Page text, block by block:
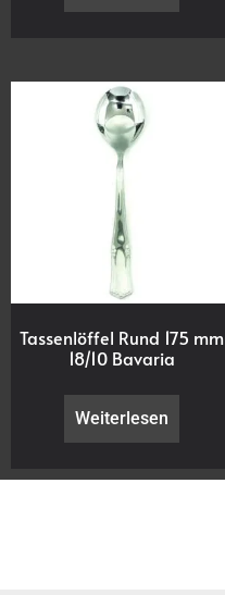
Tassenlöffel Rund 175 mm
18/10 Bavaria
Weiterlesen